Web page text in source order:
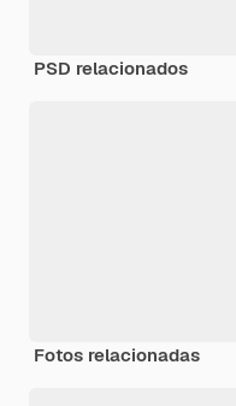
PSD relacionados
Fotos relacionadas